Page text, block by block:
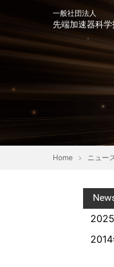
一般社団法人
先端加速器科
会
Home ニュー